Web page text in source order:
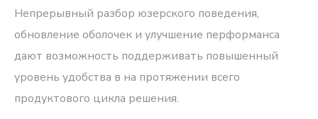
Непрерывный разбор юзерского поведения,
обновление оболочек и улучшение перформанса
дают возможность поддерживать повышенный
уровень удобства в на протяжении всего
продуктового цикла решения.